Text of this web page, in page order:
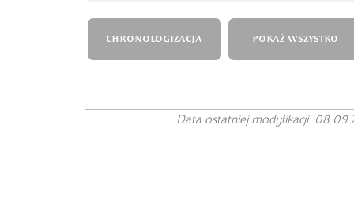
CHRONOLOGIZACJA POKAŻ WSZYSTKO
Data ostatniej modyfikacji: